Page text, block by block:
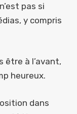
pas si
y compris
être à l’avant,
heureux.
dans